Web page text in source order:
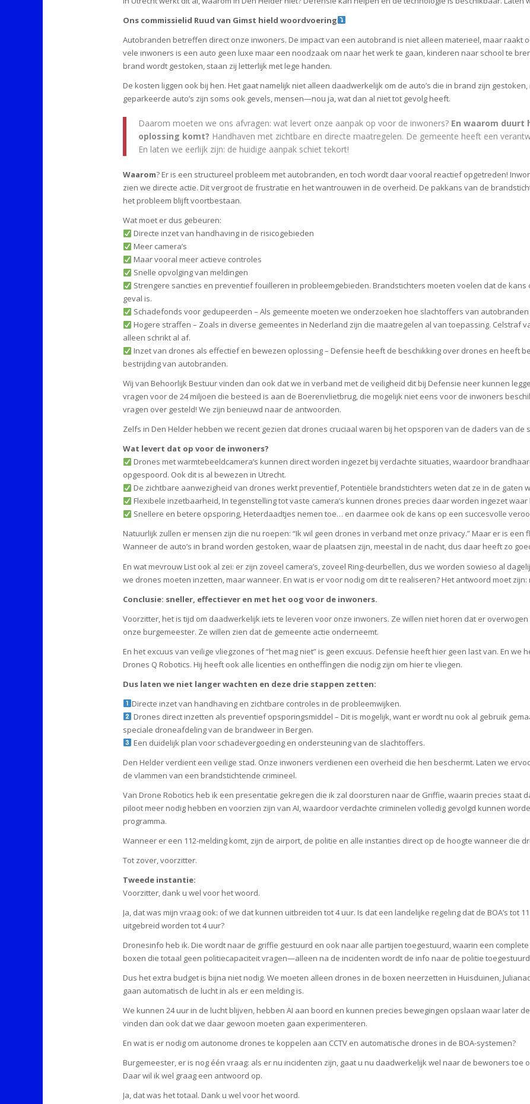
Ons commissielid Ruud van Gimst hield woordvoering
Autobranden betreffen direct onze inwoners. De impact van een autobrand is niet alleen materieel, maar raakt
vele inwoners is een auto geen luxe maar een noodzaak om naar het werk te gaan, kinderen naar school te
brand wordt gestoken, staan zij letterlijk met lege handen.
De kosten liggen ook bij hen. Het gaat namelijk niet alleen daadwerkelijk om de auto’s die in brand zijn
geparkeerde auto’s zijn soms ook gevels, mensen—nou ja, wat dan al niet tot gevolg heeft.
Daarom moeten we ons afvragen: wat levert onze aanpak op voor de inwoners? En waarom duurt
oplossing komt? Handhaven met zichtbare en directe maatregelen. De gemeente heeft een
En laten we eerlijk zijn: de huidige aanpak schiet tekort!
Waarom? Er is een structureel probleem met autobranden, en toch wordt daar vooral reactief opgetreden!
zien we directe actie. Dit vergroot de frustratie en het wantrouwen in de overheid. De pakkans van de
het probleem blijft voortbestaan.
Wat moet er dus gebeuren:
Directe inzet van handhaving in de risicogebieden
Meer camera’s
Maar vooral meer actieve controles
Snelle opvolging van meldingen
Strengere sancties en preventief fouilleren in probleemgebieden. Brandstichters moeten voelen dat de
geval is.
Schadefonds voor gedupeerden – Als gemeente moeten we onderzoeken hoe slachtoffers van
Hogere straffen – Zoals in diverse gemeentes in Nederland zijn die maatregelen al van toepassing. Celstraf
alleen schrikt al af.
Inzet van drones als effectief en bewezen oplossing – Defensie heeft de beschikking over drones en heeft
bestrijding van autobranden.
Wij van Behoorlijk Bestuur vinden dan ook dat we in verband met de veiligheid dit bij Defensie neer kunnen
vragen voor de 24 miljoen die besteed is aan de Boerenvlietbrug, die mogelijk niet eens voor de inwoners
vragen over gesteld! We zijn benieuwd naar de antwoorden.
Zelfs in Den Helder hebben we recent gezien dat drones cruciaal waren bij het opsporen van de daders van de
Wat levert dat op voor de inwoners?
Drones met warmtebeeldcamera’s kunnen direct worden ingezet bij verdachte situaties, waardoor
opgespoord. Ook dit is al bewezen in Utrecht.
De zichtbare aanwezigheid van drones werkt preventief, Potentiële brandstichters weten dat ze in de gaten
Flexibele inzetbaarheid, In tegenstelling tot vaste camera’s kunnen drones precies daar worden ingezet
Snellere en betere opsporing, Heterdaadtjes nemen toe… en daarmee ook de kans op een succesvolle
Natuurlijk zullen er mensen zijn die nu roepen: “Ik wil geen drones in verband met onze privacy.” Maar er is
Wanneer de auto’s in brand worden gestoken, waar de plaatsen zijn, meestal in de nacht, dus daar heeft zo
En wat mevrouw List ook al zei: er zijn zoveel camera’s, zoveel Ring-deurbellen, dus we worden sowieso al
we drones moeten inzetten, maar wanneer. En wat is er voor nodig om dit te realiseren? Het antwoord moet zijn:
Conclusie: sneller, effectiever en met het oog voor de inwoners.
Voorzitter, het is tijd om daadwerkelijk iets te leveren voor onze inwoners. Ze willen niet horen dat er
onze burgemeester. Ze willen zien dat de gemeente actie onderneemt.
En het excuus van veilige vliegzones of “het mag niet” is geen excuus. Defensie heeft hier geen last van. En we
Drones Q Robotics. Hij heeft ook alle licenties en ontheffingen die nodig zijn om hier te vliegen.
Dus laten we niet langer wachten en deze drie stappen zetten:
Directe inzet van handhaving en zichtbare controles in de probleemwijken.
Drones direct inzetten als preventief opsporingsmiddel – Dit is mogelijk, want er wordt nu ook al gebruik
speciale droneafdeling van de brandweer in Bergen.
Een duidelijk plan voor schadevergoeding en ondersteuning van de slachtoffers.
Den Helder verdient een veilige stad. Onze inwoners verdienen een overheid die hen beschermt. Laten we
de vlammen van een brandstichtende crimineel.
Van Drone Robotics heb ik een presentatie gekregen die ik zal doorsturen naar de Griffie, waarin precies staat
piloot meer nodig hebben en voorzien zijn van AI, waardoor verdachte criminelen volledig gevolgd kunnen
programma.
Wanneer er een 112-melding komt, zijn de airport, de politie en alle instanties direct op de hoogte wanneer die
Tot zover, voorzitter.
Tweede instantie:
Voorzitter, dank u wel voor het woord.
Ja, dat was mijn vraag ook: of we dat kunnen uitbreiden tot 4 uur. Is dat een landelijke regeling dat de BOA’s tot
uitgebreid worden tot 4 uur?
Dronesinfo heb ik. Die wordt naar de griffie gestuurd en ook naar alle partijen toegestuurd, waarin een
boxen die totaal geen politiecapaciteit vragen—alleen na de incidenten wordt de info naar de politie
Dus het extra budget is bijna niet nodig. We moeten alleen drones in de boxen neerzetten in Huisduinen,
gaan automatisch de lucht in als er een melding is.
We kunnen 24 uur in de lucht blijven, hebben AI aan boord en kunnen precies bewegingen opslaan waar later
vinden dan ook dat we daar gewoon moeten gaan experimenteren.
En wat is er nodig om autonome drones te koppelen aan CCTV en automatische drones in de BOA-systemen?
Burgemeester, er is nog één vraag: als er nu incidenten zijn, gaat u nu daadwerkelijk wel naar de bewoners toe
Daar wil ik wel graag een antwoord op.
Ja, dat was het totaal. Dank u wel voor het woord.